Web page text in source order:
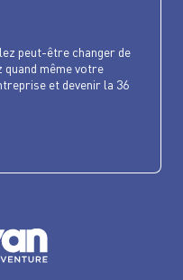
peut-être changer de
même votre
et devenir la 36